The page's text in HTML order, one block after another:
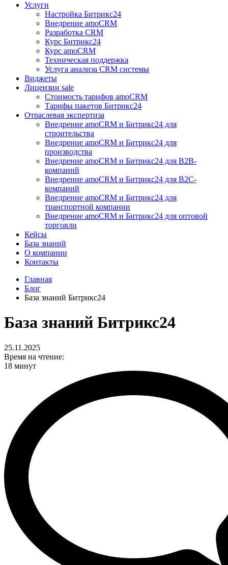
Услуги
Настройка Битрикс24
Внедрение amoCRM
Разработка CRM
Курс Битрикс24
Курс amoCRM
Техническая поддержка
Услуга анализа CRM системы
Виджеты
Лицензии sale
Стоимость тарифов amoCRM
Тарифы пакетов Битрикс24
Отраслевая экспертиза
Внедрение amoCRM и Битрикс24 для
строительства
Внедрение amoCRM и Битрикс24 для
производства
Внедрение amoCRM и Битрикс24 для В2В-
компаний
Внедрение amoCRM и Битрикс24 для В2С-
компаний
Внедрение amoCRM и Битрикс24 для
транспортной компании
Внедрение amoCRM и Битрикс24 для оптовой
торговли
Кейсы
База знаний
О компании
Контакты
Главная
Блог
База знаний Битрикс24
База знаний Битрикс24
25.11.2025
Время на чтение:
18 минут